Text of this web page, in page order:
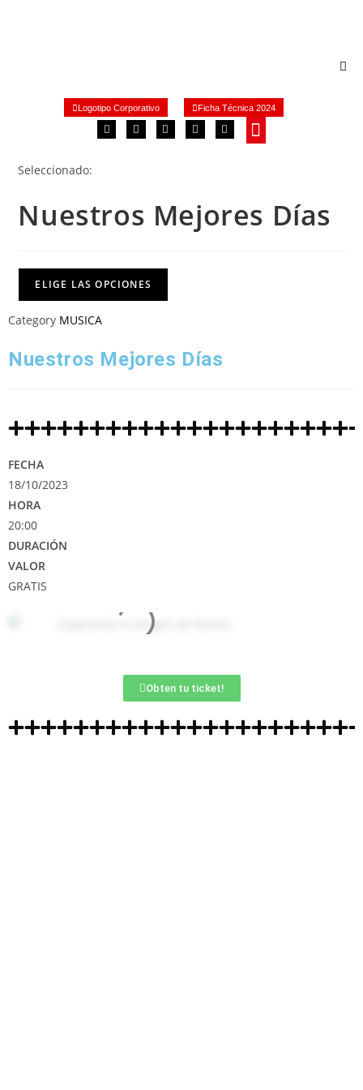
Logotipo Corporativo Ficha Técnica 2024
Seleccionado:
Nuestros Mejores Días
ELIGE LAS OPCIONES
Category MUSICA
Nuestros Mejores Días
FECHA
18/10/2023
HORA
20:00
DURACIÓN
VALOR
GRATIS
Obten tu ticket!